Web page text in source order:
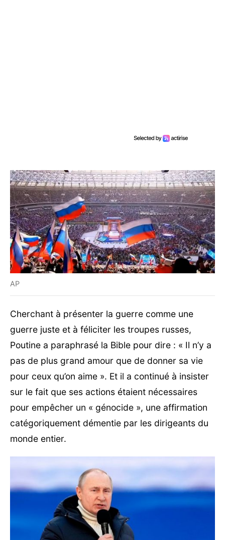
AP
Cherchant à présenter la guerre comme une
guerre juste et à féliciter les troupes russes,
Poutine a paraphrasé la Bible pour dire : « Il n’y a
pas de plus grand amour que de donner sa vie
pour ceux qu’on aime ». Et il a continué à insister
sur le fait que ses actions étaient nécessaires
pour empêcher un « génocide », une affirmation
catégoriquement démentie par les dirigeants du
monde entier.